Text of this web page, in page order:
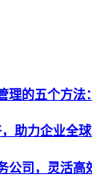
理的五个方法
助力企业全
公司，灵活高